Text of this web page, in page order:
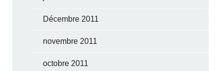
Décembre 2011
novembre 2011
octobre 2011